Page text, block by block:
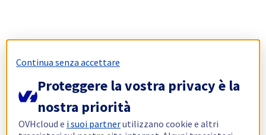
Continua senza accettare
Proteggere la vostra privacy è la
nostra priorità
OVHcloud e i suoi partnerutilizzano cookie e altri